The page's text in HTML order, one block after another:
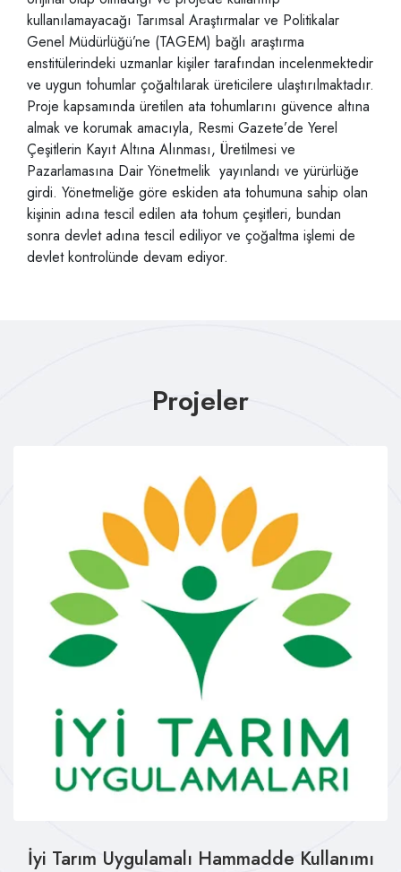
kullanılamayacağı Tarımsal Araştırmalar ve Politikalar
Genel Müdürlüğü’ne (TAGEM) bağlı araştırma
enstitülerindeki uzmanlar kişiler tarafından incelenmektedir
ve uygun tohumlar çoğaltılarak üreticilere ulaştırılmaktadır.
Proje kapsamında üretilen ata tohumlarını güvence altına
almak ve korumak amacıyla, Resmi Gazete’de Yerel
Çeşitlerin Kayıt Altına Alınması, Üretilmesi ve
Pazarlamasına Dair Yönetmelik yayınlandı ve yürürlüğe
girdi. Yönetmeliğe göre eskiden ata tohumuna sahip olan
kişinin adına tescil edilen ata tohum çeşitleri, bundan
sonra devlet adına tescil ediliyor ve çoğaltma işlemi de
devlet kontrolünde devam ediyor.
Projeler
İyi Tarım Uygulamalı Hammadde Kullanımı